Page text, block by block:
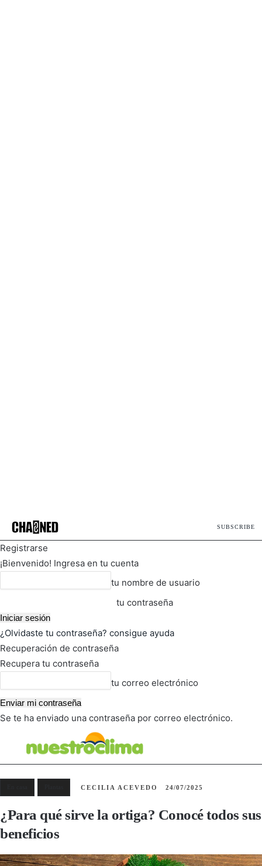
SUBSCRIBE
Registrarse
¡Bienvenido! Ingresa en tu cuenta
tu nombre de usuario
tu contraseña
¿Olvidaste tu contraseña? consigue ayuda
Recuperación de contraseña
Recupera tu contraseña
tu correo electrónico
Se te ha enviado una contraseña por correo electrónico.
CECILIA ACEVEDO 24/07/2025
¿Para qué sirve la ortiga? Conocé todos sus
beneficios